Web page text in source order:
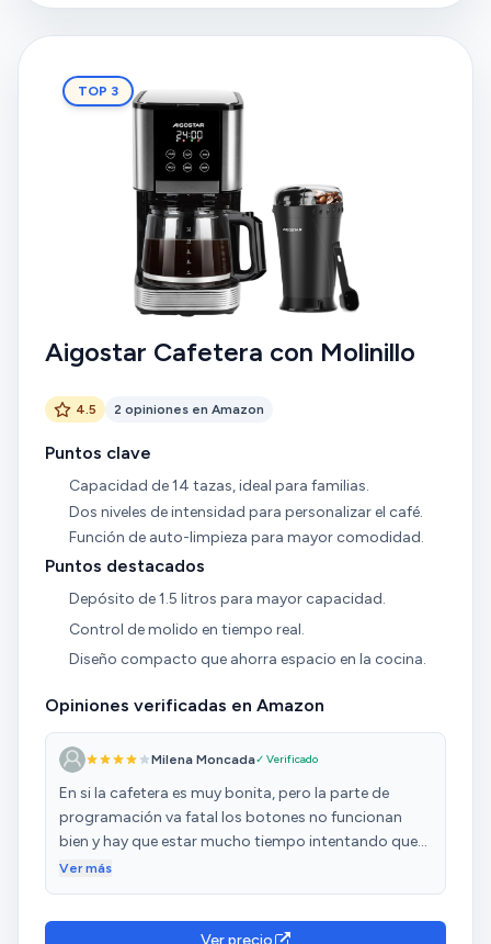
TOP 3
Aigostar Cafetera con Molinillo
4.5 2 opiniones en Amazon
Puntos clave
Capacidad de 14 tazas, ideal para familias.
Dos niveles de intensidad para personalizar el café.
Función de auto-limpieza para mayor comodidad.
Puntos destacados
Depósito de 1.5 litros para mayor capacidad.
Control de molido en tiempo real.
Diseño compacto que ahorra espacio en la cocina.
Opiniones verificadas en Amazon
Milena Moncada✓ Verificado
En si la cafetera es muy bonita, pero la parte de
programación va fatal los botones no funcionan
bien y hay que estar mucho tiempo intentando que
cambie los minutos y la hora,no se si es un fallo de
Ver más
Ver precio